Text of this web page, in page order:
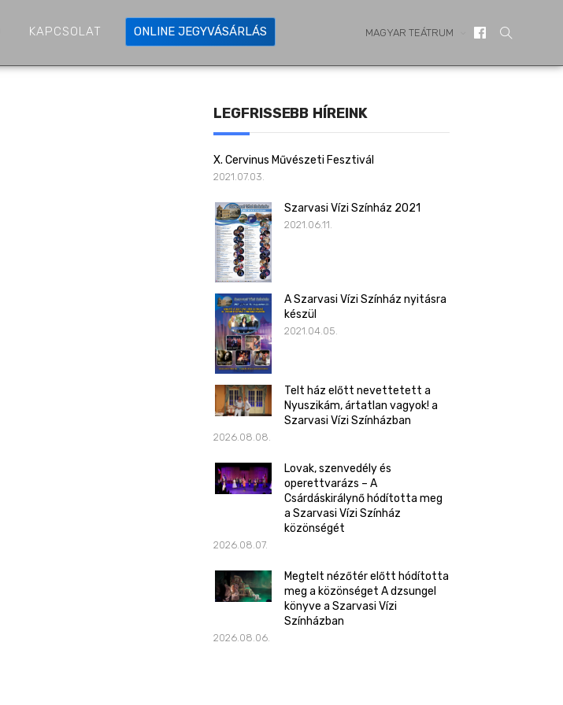
KAPCSOLAT ONLINE JEGYVÁSÁRLÁS MAGYAR TEÁTRUM
LEGFRISSEBB HÍREINK
X. Cervinus Művészeti Fesztivál
2021.07.03.
Szarvasi Vízi Színház 2021
2021.06.11.
A Szarvasi Vízi Színház nyitásra
készül
2021.04.05.
Telt ház előtt nevettetett a
Nyuszikám, ártatlan vagyok! a
Szarvasi Vízi Színházban
2026.08.08.
Lovak, szenvedély és
operettvarázs – A
Csárdáskirálynő hódította meg
a Szarvasi Vízi Színház
közönségét
2026.08.07.
Megtelt nézőtér előtt hódította
meg a közönséget A dzsungel
könyve a Szarvasi Vízi
Színházban
2026.08.06.